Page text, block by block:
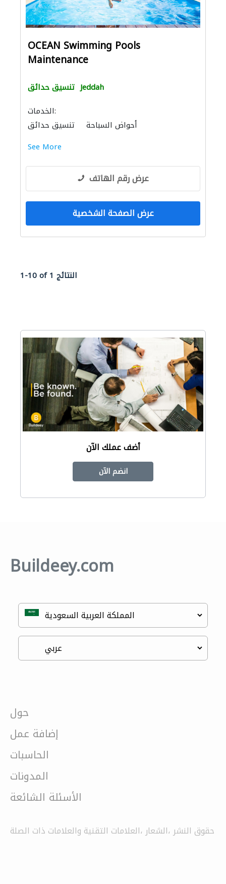
OCEAN Swimming Pools
Maintenance
تنسيق حدائق Jeddah
الخدمات:
تنسيق حدائق
أحواض السباحة
ترحيل المخلفات
صيانة مكيفات الأشغال الصحية والسباكة
الصيانة الكهربائية مكافحة الحشرات
صيانة المنازل باركيه خشب أرضيات مميزة
الحجر والرخام الاكسسوارات الإنارة
See More
عرض رقم الهاتف
عرض الصفحة الشخصية
1-10 of 1 النتائج
أضف عملك الآن
انضم الآن
Buildeey.com
حول
إضافة عمل
الحاسبات
المدونات
الأسئلة الشائعة
حقوق النشر ،الشعار ،العلامات التقنية والعلامات ذات الصلة